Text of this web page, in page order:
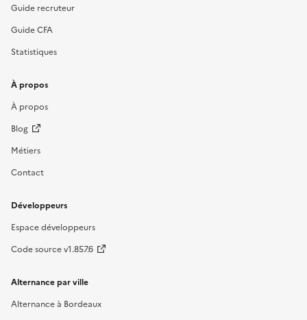
Guide recruteur
Guide CFA
Statistiques
À propos
À propos
Blog
Métiers
Contact
Développeurs
Espace développeurs
Code source v1.857.6
Alternance par ville
Alternance à Bordeaux